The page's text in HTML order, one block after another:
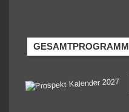
GESAMTPROGRAMM